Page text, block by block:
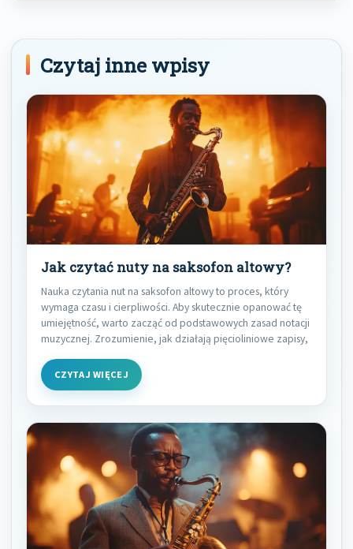
Czytaj inne wpisy
Jak czytać nuty na saksofon altowy?
Nauka czytania nut na saksofon altowy to proces, który
wymaga czasu i cierpliwości. Aby skutecznie opanować tę
umiejętność, warto zacząć od podstawowych zasad notacji
muzycznej. Zrozumienie, jak działają pięcioliniowe zapisy,
CZYTAJ WIĘCEJ